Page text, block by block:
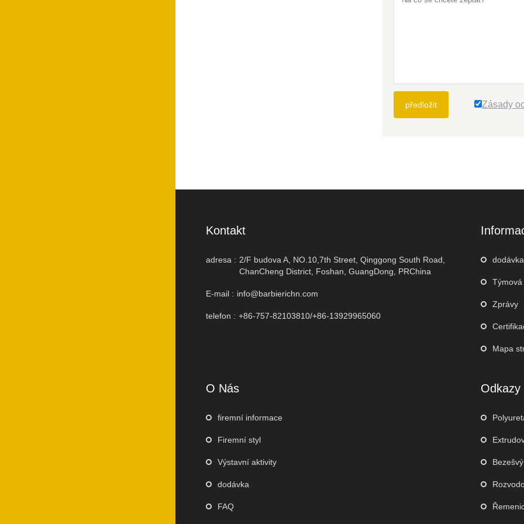
předložit Zásady
Kontakt
adresa : 2/F budova A, NO.10,7th Street, Qinggong South Road,
ChanCheng District, Foshan, GuangDong, PRChina
E-mail : info@barbierichn.com
telefon : +86-757-82103810/+86-13929965060
dodávka
Týmová
Zprávy
Mapa
O Nás
firemní informace
Firemní styl
Výstavní aktivity
dodávka
FAQ
Odkazy